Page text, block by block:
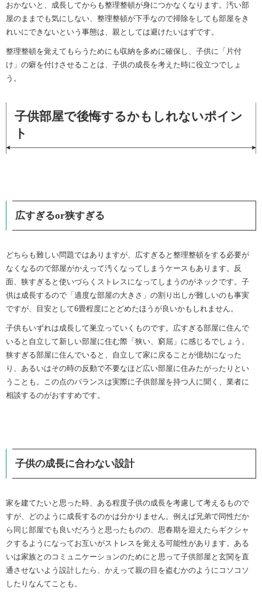
おかないと、成長してからも整理整頓が身につかなくなります。汚い部
屋のままでも気にしない、整理整頓が下手なので掃除をしても部屋をき
れいにできないという事態は、親としては避けたいはずです。
整理整頓を覚えてもらうためにも収納を多めに確保し、子供に「片付
け」の癖を付けさせることは、子供の成長を考えた時に役立つでしょ
う。
子供部屋で後悔するかもしれないポイン
ト
広すぎるor狭すぎる
どちらも難しい問題ではありますが、広すぎると整理整頓をする必要が
なくなるので部屋がかえって汚くなってしまうケースもあります。反
面、狭すぎると使いづらくストレスになってしまうのがネックです。子
供は成長するので「適度な部屋の大きさ」の割り出しが難しいのも事実
ですが、目安として6畳程度にとどめたほうが良いかもしれません。
子供もいずれは成長して巣立っていくものです。広すぎる部屋に住んで
いると自立して新しい部屋に住む際「狭い、窮屈」に感じるでしょう。
狭すぎる部屋に住んでいると、自立して家に戻ることが億劫になった
り、あるいはその時の反動で不要なほど広い部屋に住みたがったりとい
うことも。この点のバランスは実際に子供部屋を持つ人に聞く、業者に
相談するのがおすすめです。
子供の成長に合わない設計
家を建てたいと思った時、ある程度子供の成長を考慮して考えるもので
すが、どのように成長するのかは分かりません。例えば兄弟で同性だか
ら同じ部屋でも良いだろうと思ったものの、思春期を迎えたらギクシャ
クするようになってお互いがストレスを覚える可能性があります。ある
いは家族とのコミュニケーションのためにと思って子供部屋と玄関を直
通させないよう設計したら、かえって親の目を盗むかのようにコソコソ
したりなんてことも。